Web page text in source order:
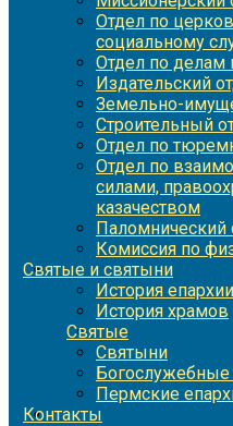
Отдел по
социальному
Отдел по
Издательский
Земельно-
Строительный
Отдел по
Отдел по
силами,
казачеством
Паломнический
Комиссия по
Святые и святыни
История епархии
История храмов
Святые
Святыни
Богослужебные
Пермские
Контакты